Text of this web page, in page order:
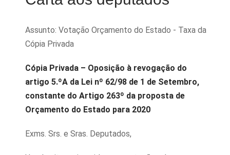
Assunto: Votação Orçamento do Estado - Taxa da
Cópia Privada
Cópia Privada – Oposição à revogação do
artigo 5.ºA da Lei nº 62/98 de 1 de Setembro,
constante do Artigo 263º da proposta de
Orçamento do Estado para 2020
Exms. Srs. e Sras. Deputados,